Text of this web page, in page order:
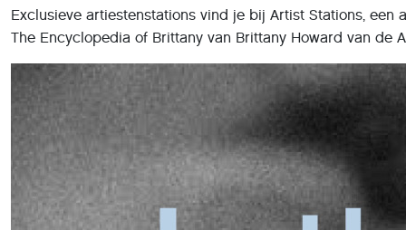
Exclusieve artiestenstations vind je bij Artist Stations,
The Encyclopedia of Brittany van Brittany Howard van de